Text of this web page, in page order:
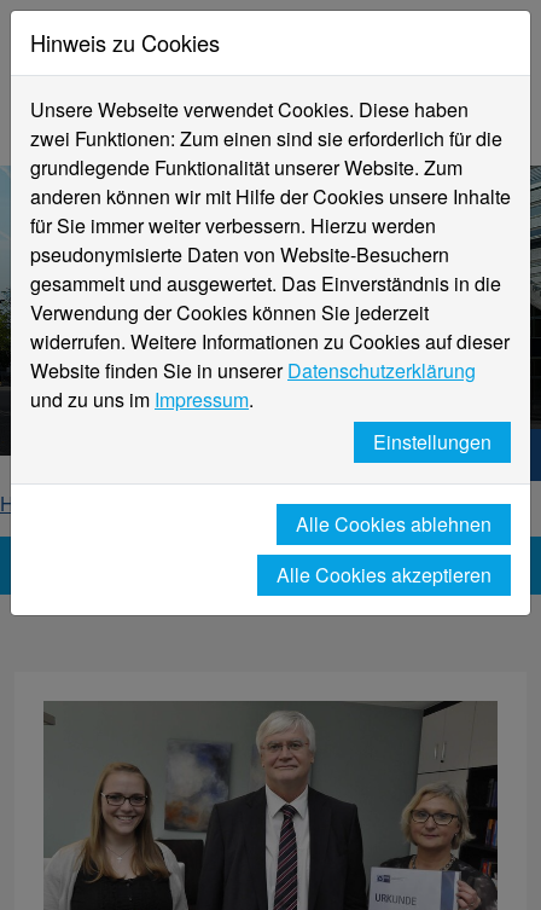
Aktuelle Meldungen
Hochschule Niederrhein
Hochschule Niederrhein. Dein Weg.
Home
News-Detailseite
Hinweis zu Cookies
Unsere Webseite verwendet Cookies. Diese haben
zwei Funktionen: Zum einen sind sie erforderlich für die
grundlegende Funktionalität unserer Website. Zum
anderen können wir mit Hilfe der Cookies unsere Inhalte
für Sie immer weiter verbessern. Hierzu werden
pseudonymisierte Daten von Website-Besuchern
gesammelt und ausgewertet. Das Einverständnis in die
Verwendung der Cookies können Sie jederzeit
widerrufen. Weitere Informationen zu Cookies auf dieser
Website finden Sie in unsererDatenschutzerklärung
und zu uns im Impressum.
Einstellungen
Alle Cookies ablehnen
Alle Cookies akzeptieren